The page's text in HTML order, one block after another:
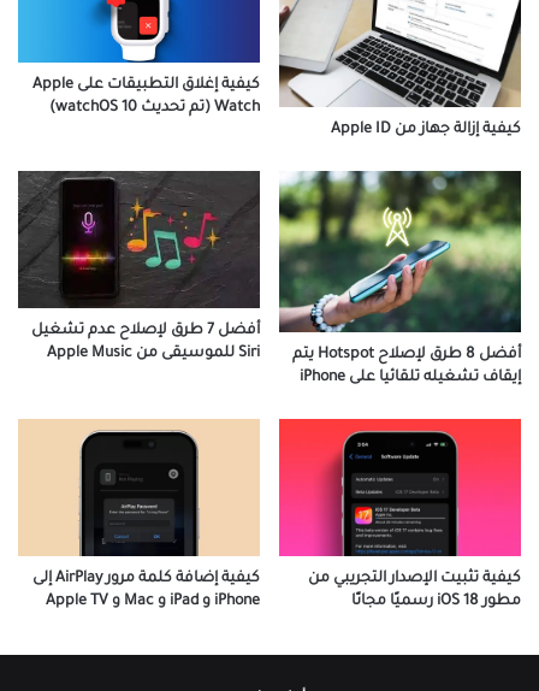
كيفية إزالة جهاز من Apple ID
كيفية إغلاق التطبيقات على Apple
Watch (تم تحديث watchOS 10)
أفضل 8 طرق لإصلاح Hotspot يتم
إيقاف تشغيله تلقائيا على iPhone
أفضل 7 طرق لإصلاح عدم تشغيل
Siri للموسيقى من Apple Music
كيفية تثبيت الإصدار التجريبي من
مطور iOS 18 رسميًا مجانًا
كيفية إضافة كلمة مرور AirPlay إلى
iPhone و iPad و Mac و Apple TV